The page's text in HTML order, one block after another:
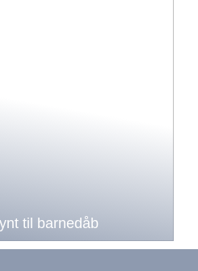
til barnedåb